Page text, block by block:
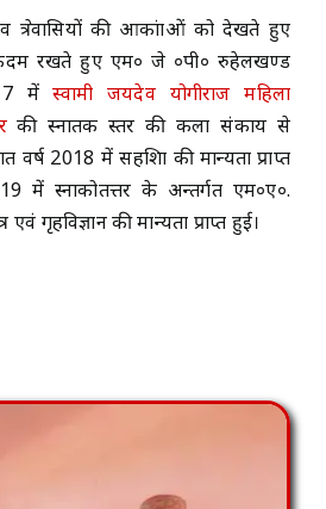
क्षेत्रवासियों की आकांक्षाओं को देखते हुए
कदम रखते हुए एम० जे ०पी० रुहेलखण्ड
मेंस्वामी जयदेव योगीराज महिला
की स्नातक स्तर की कला संकाय से
वर्ष 2018 में सहशिक्षा की मान्यता प्राप्त
में स्नाकोतत्तर के अन्तर्गत एम०ए०.
एवं गृहविज्ञान की मान्यता प्राप्त हुई।